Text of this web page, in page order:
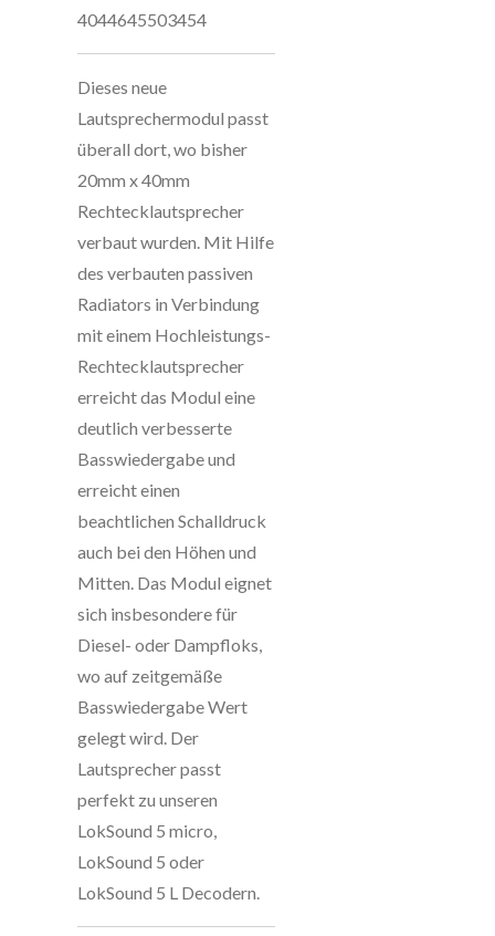
4044645503454
Dieses neue
Lautsprechermodul passt
überall dort, wo bisher
20mm x 40mm
Rechtecklautsprecher
verbaut wurden. Mit Hilfe
des verbauten passiven
Radiators in Verbindung
mit einem Hochleistungs-
Rechtecklautsprecher
erreicht das Modul eine
deutlich verbesserte
Basswiedergabe und
erreicht einen
beachtlichen Schalldruck
auch bei den Höhen und
Mitten. Das Modul eignet
sich insbesondere für
Diesel- oder Dampfloks,
wo auf zeitgemäße
Basswiedergabe Wert
gelegt wird. Der
Lautsprecher passt
perfekt zu unseren
LokSound 5 micro,
LokSound 5 oder
LokSound 5 L Decodern.